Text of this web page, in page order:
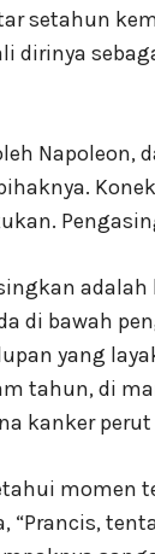
setahun
dirinya
Napoleon,
di bawah
yang
tahun, di
kanker perut
momen